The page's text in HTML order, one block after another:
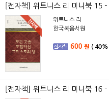
[전자책] 위트니스 리 미니북 15
위트니스 리
한국복음서원
600 원 ( 40%
[전자책] 위트니스 리 미니북 16 -